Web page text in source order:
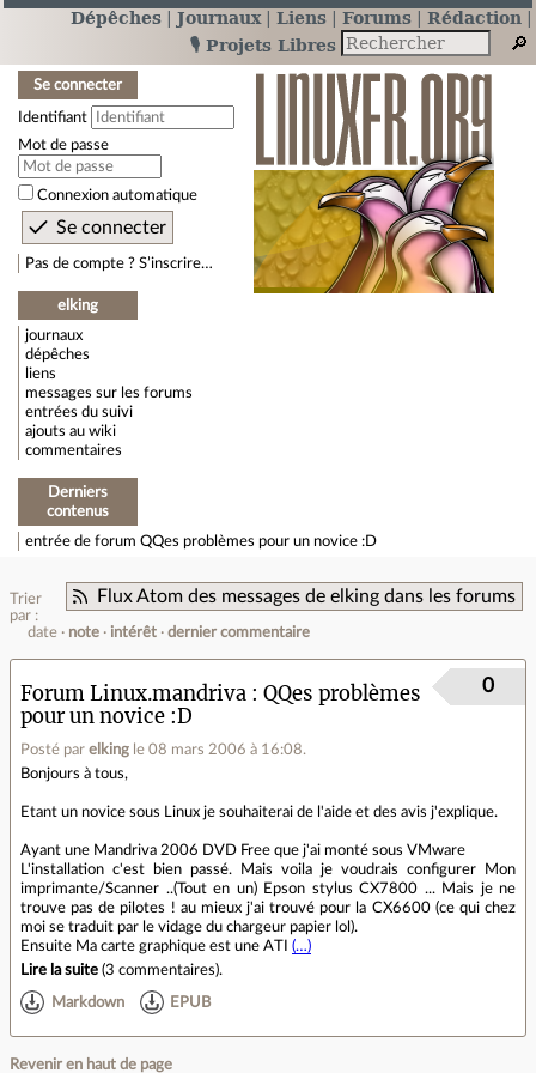
Dépêches Journaux Liens Forums
Rédaction
🎙️ Projets Libres
Se connecter
Identifiant
Mot de passe
Connexion automatique
Pas de compte ? S’inscrire…
elking
journaux
dépêches
liens
messages sur les forums
entrées du suivi
ajouts au wiki
commentaires
Derniers
contenus
entrée de forum QQes problèmes pour un novice :D
Flux Atom des messages de elking dans les forums
Trier
par :
date
note intérêt dernier commentaire
Forum Linux.mandriva
QQes problèmes
pour un novice :D
Posté par elking le 08 mars 2006 à 16:08.
0
Bonjours à tous,
Etant un novice sous Linux je souhaiterai de l'aide et des avis j'explique.
Ayant une Mandriva 2006 DVD Free que j'ai monté sous VMware
L'installation c'est bien passé. Mais voila je voudrais configurer Mon
imprimante/Scanner ..(Tout en un) Epson stylus CX7800 ... Mais je ne
trouve pas de pilotes ! au mieux j'ai trouvé pour la CX6600 (ce qui chez
moi se traduit par le vidage du chargeur papier lol).
Ensuite Ma carte graphique est une ATI (…)
Lire la suite (3 commentaires).
Markdown EPUB
Revenir en haut de page